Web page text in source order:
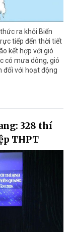
ra khỏi Biển
tiếp đến thời tiết
kết hợp với gió
có mưa dông, gió
đối với hoạt động
328 thí
THPT